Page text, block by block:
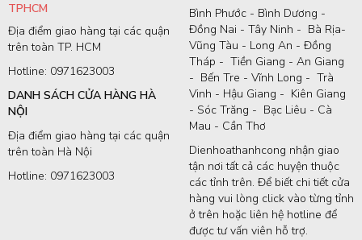
TPHCM
Địa điểm giao hàng tại các quận
trên toàn TP. HCM
Hotline: 0971623003
DANH SÁCH CỬA HÀNG HÀ
NỘI
Địa điểm giao hàng tại các quận
trên toàn Hà Nội
Hotline: 0971623003
Bình Phước - Bình Dương -
Đồng Nai - Tây Ninh - Bà Rịa-
Vũng Tàu - Long An - Đồng
Tháp - Tiền Giang - An Giang
- Bến Tre - Vĩnh Long - Trà
Vinh - Hậu Giang - Kiên Giang
- Sóc Trăng - Bạc Liêu - Cà
Mau - Cần Thơ
Dienhoathanhcong nhận giao
tận nơi tất cả các huyện thuộc
các tỉnh trên. Để biết chi tiết cửa
hàng vui lòng click vào từng tỉnh
ở trên hoặc liên hệ hotline để
được tư vấn viên hỗ trợ.